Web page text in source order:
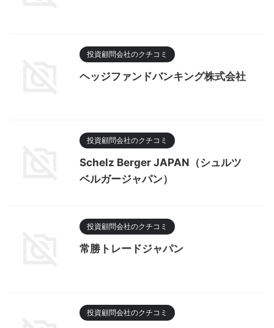
投資顧問会社のクチコミ
ヘッジファンドバンキング株式会社
投資顧問会社のクチコミ
Schelz Berger JAPAN（シュルツ
ベルガージャパン）
投資顧問会社のクチコミ
常勝トレードジャパン
投資顧問会社のクチコミ